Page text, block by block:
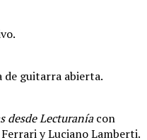
de guitarra abierta.
desde Lecturaníacon
y Luciano Lamberti.